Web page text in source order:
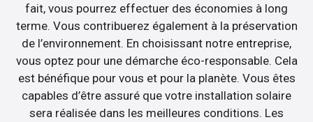
fait, vous pourrez effectuer des économies à long
terme. Vous contribuerez également à la préservation
de l’environnement. En choisissant notre entreprise,
vous optez pour une démarche éco-responsable. Cela
est bénéfique pour vous et pour la planète. Vous êtes
capables d’être assuré que votre installation solaire
sera réalisée dans les meilleures conditions. Les